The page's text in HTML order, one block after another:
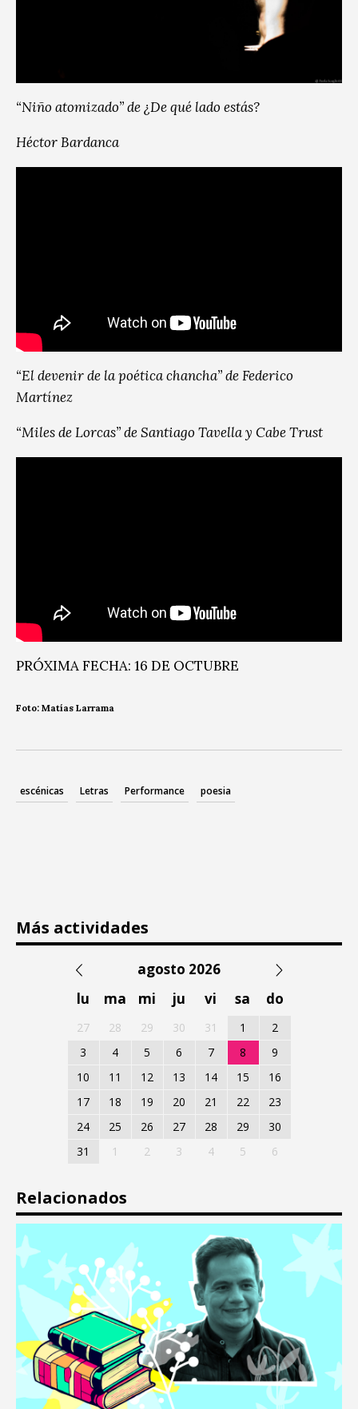
“Niño atomizado” de ¿De qué lado estás?
Héctor Bardanca
“El devenir de la poética chancha” de Federico
Martínez
“Miles de Lorcas” de Santiago Tavella y Cabe Trust
PRÓXIMA FECHA: 16 DE OCTUBRE
Foto: Matías Larrama
escénicas Letras Performance poesia
Más actividades
agosto 2026
lu
ma mi ju vi sa do
27 28 29 30 31 1
2
3
4 5 6 7 8
9
10
11 12 13 14 15
16
17
18 19 20 21 22
23
24
25 26 27 28 29
30
31
1 2 3 4 5 6
Relacionados